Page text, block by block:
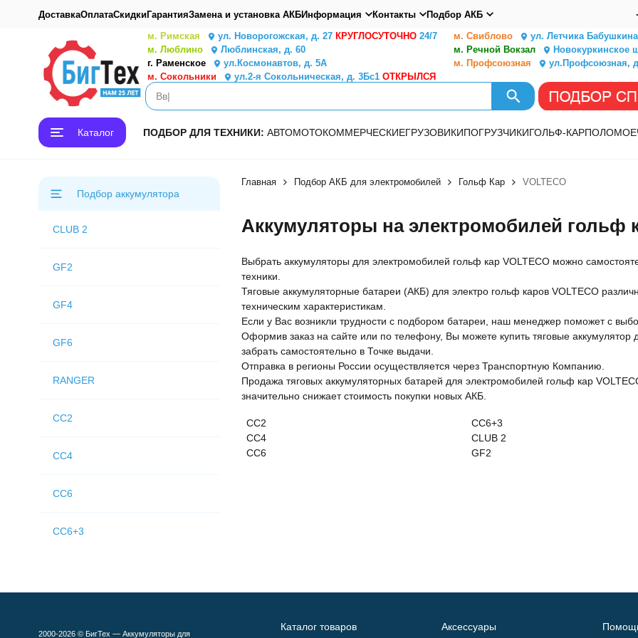
ДоставкаОплатаСкидкиГарантияЗамена и установка АКБИнформация Контакты Подбор АКБ
м. Римская ул. Новорогожская, д. 27 КРУГЛОСУТОЧНО24/7 м. Свиблово
ул. Летчика
м. Люблино
Люблинская, д. 60 м. Речной Вокзал
Новокуркинское
г. Раменское
ул.Космонавтов, д. 5А м. Профсоюзная
ул.Профсоюзная,
м. Сокольники
ул.2-я Сокольническая, д. 3Бс1 ОТКРЫЛСЯ
Каталог ПОДБОР ДЛЯ ТЕХНИКИ: АВТОМОТОКОММЕРЧЕСКИЕГРУЗОВИКИПОГРУЗЧИКИГОЛЬФ-КАР
Главная Подбор АКБ для электромобилей Гольф Кар VOLTECO
Аккумуляторы на электромобилей гольф
Выбрать аккумуляторы для электромобилей гольф кар VOLTECO можно
техники.
Тяговые аккумуляторные батареи (АКБ) для электро гольф каров VOLTECO
техническим характеристикам.
Если у Вас возникли трудности с подбором батареи, наш менеджер поможет с
Оформив заказ на сайте или по телефону, Вы можете купить тяговые аккумулятор
забрать самостоятельно в Точке выдачи.
Отправка в регионы России осуществляется через Транспортную Компанию.
Продажа тяговых аккумуляторных батарей для электромобилей гольф кар
значительно снижает стоимость покупки новых АКБ.
CC2
CC4
CC6
CC6+3
CLUB 2
GF2
Подбор аккумулятора
CLUB 2
GF2
GF4
GF6
RANGER
CC2
CC4
CC6
CC6+3
2000-2026 © БигТех — Аккумуляторы для
Каталог товаров Аксессуары